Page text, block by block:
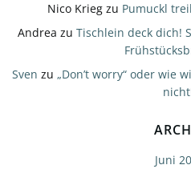
Nico Kriegzu Pumuckl
Andrea zu Tischlein deck dich!
Sven zu „Don’t worry“ oder wie
Juni